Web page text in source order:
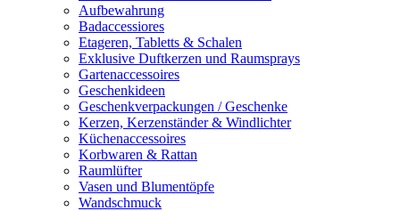
Aufbewahrung
Badaccessiores
Etageren, Tabletts & Schalen
Exklusive Duftkerzen und Raumsprays
Gartenaccessoires
Geschenkideen
Geschenkverpackungen / Geschenke
Kerzen, Kerzenständer & Windlichter
Küchenaccessoires
Korbwaren & Rattan
Raumlüfter
Vasen und Blumentöpfe
Wandschmuck